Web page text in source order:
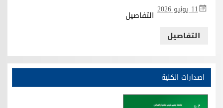
11 يونيو 2026
التفاصيل
التفاصيل
اصدارات الكلية